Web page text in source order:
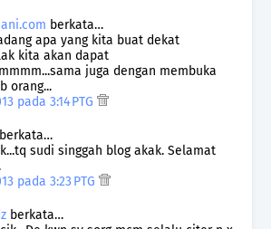
berkata…
apa yang kita buat dekat
kita akan dapat
juga dengan membuka
orang...
pada 3:14 PTG
berkata…
sudi singgah blog akak. Selamat
pada 3:23 PTG
berkata…